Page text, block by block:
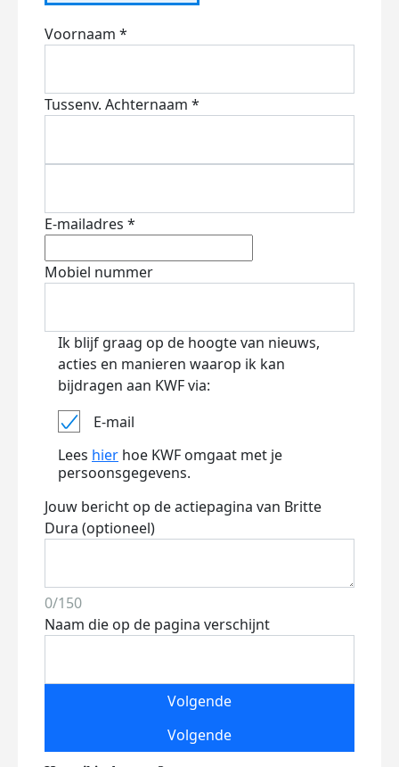
Voornaam *
Tussenv. Achternaam *
E-mailadres *
Mobiel nummer
Ik blijf graag op de hoogte van nieuws,
acties en manieren waarop ik kan
bijdragen aan KWF via:
E-mail
Lees hier hoe KWF omgaat met je
persoonsgegevens.
Jouw bericht op de actiepagina van Britte
Dura (optioneel)
0/150
Naam die op de pagina verschijnt
Volgende
Volgende